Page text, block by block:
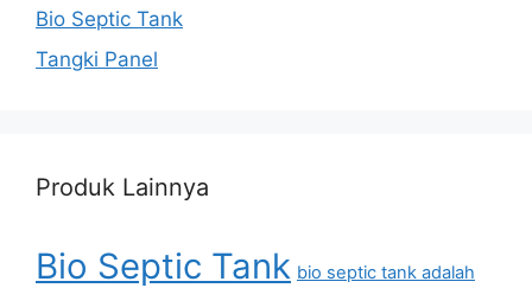
Bio Septic Tank
Tangki Panel
Produk Lainnya
Bio Septic Tank bio septic tank adalah